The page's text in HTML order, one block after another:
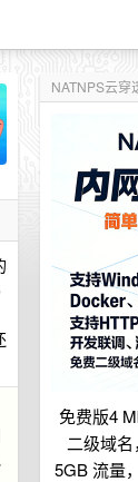
NATNPS云穿
免费版4
二级域
5GB 流量